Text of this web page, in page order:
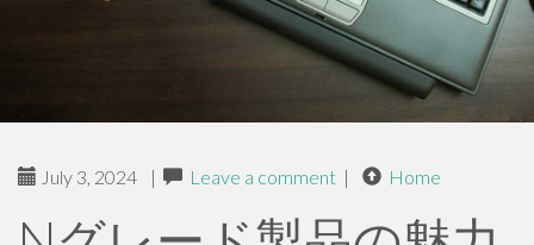
July 3, 2024 | Leave a comment | Home